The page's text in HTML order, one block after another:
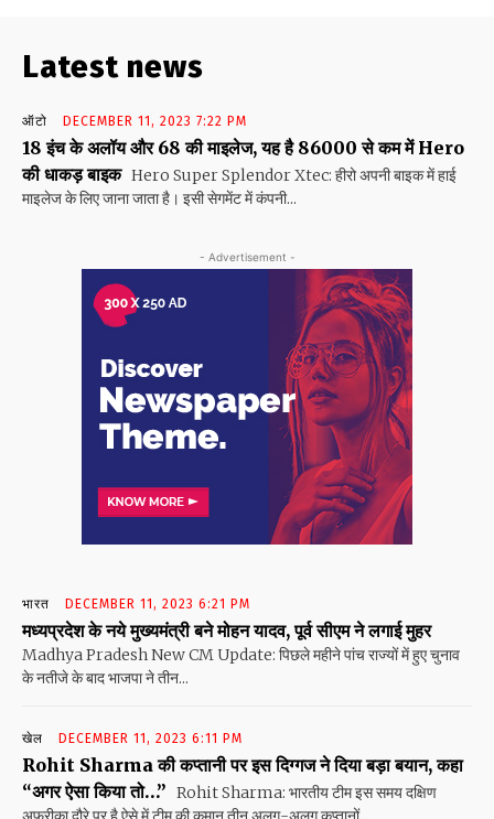
Latest news
ऑटो DECEMBER 11, 2023 7:22 PM
18 इंच के अलॉय और 68 की माइलेज, यह है 86000 से कम में Hero
की धाकड़ बाइक Hero Super Splendor Xtec: हीरो अपनी बाइक में हाई
माइलेज के लिए जाना जाता है। इसी सेगमेंट में कंपनी...
- Advertisement -
भारत DECEMBER 11, 2023 6:21 PM
मध्यप्रदेश के नये मुख्यमंत्री बने मोहन यादव, पूर्व सीएम ने लगाई मुहर
Madhya Pradesh New CM Update: पिछले महीने पांच राज्यों में हुए चुनाव
के नतीजे के बाद भाजपा ने तीन...
खेल DECEMBER 11, 2023 6:11 PM
Rohit Sharma की कप्तानी पर इस दिग्गज ने दिया बड़ा बयान, कहा
“अगर ऐसा किया तो…” Rohit Sharma: भारतीय टीम इस समय दक्षिण